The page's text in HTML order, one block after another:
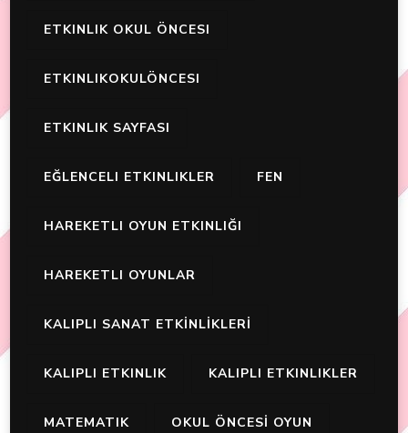
ETKINLIK OKUL ÖNCESI
ETKINLIKOKULÖNCESI
ETKINLIK SAYFASI
EĞLENCELI ETKINLIKLER FEN
HAREKETLI OYUN ETKINLIĞI
HAREKETLI OYUNLAR
KALIPLI SANAT ETKİNLİKLERİ
KALIPLI ETKINLIK KALIPLI ETKINLIKLER
MATEMATIK OKUL ÖNCESİ OYUN